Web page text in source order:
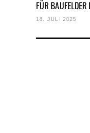
FÜR
18. JULI 2025